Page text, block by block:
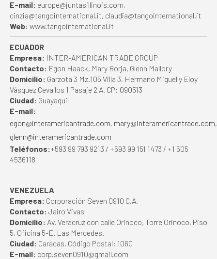
E-mail: europe@juntasillinois.com,
cinzia@tangointernational.it, claudia@tangointernational.it
Web: www.tangointernational.it
ECUADOR
Empresa: INTER-AMERICAN TRADE GROUP
Contacto: Egon Haack, Mary Borja, Glenn Mallory
Domicilio: Garzota 3 Mz.105 Villa 3, Hermano Miguel y Eloy
Vásquez Cevallos 1 Pasaje 2 A. CP: 090513
Ciudad: Guayaquil
E-mail:
egon@interamericantrade.com, mary@interamericantrade.com,
glenn@interamericantrade.com
Teléfonos:+593 99 793 9213 / +593 99 151 1473 / +1 505
4536118
VENEZUELA
Empresa: Corporación Seven 0910 C.A.
Contacto: Jairo Vivas
Domicilio: Av. Veracruz con calle Orinoco, Torre Orinoco, Piso
5, Oficina 5-E. Las Mercedes.
Ciudad: Caracas. Código Postal: 1060
E-mail: corp.seven0910@gmail.com